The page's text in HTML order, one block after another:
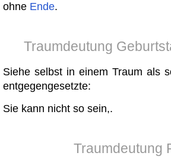
ohne Ende.
Traumdeutung
Siehe selbst in einem Traum als
entgegengesetzte:
Sie kann nicht so sein,.
Traumdeutung